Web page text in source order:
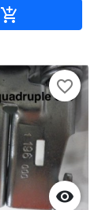


favorite_border